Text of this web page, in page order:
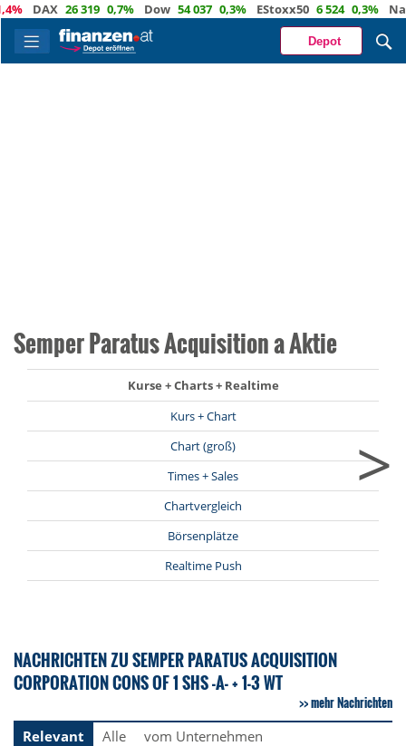
DAX 26 319 0,7% Dow 54 037 0,3% EStoxx50 6 524 0,3%
Depot
Semper Paratus Acquisition a Aktie
Kurse + Charts + Realtime
Kurs + Chart
Chart (groß)
Times + Sales
Chartvergleich
Börsenplätze
Realtime Push
>
NACHRICHTEN ZU SEMPER PARATUS ACQUISITION
CORPORATION CONS OF 1 SHS -A- + 1-3 WT
mehr Nachrichten
Relevant
Alle vom Unternehmen